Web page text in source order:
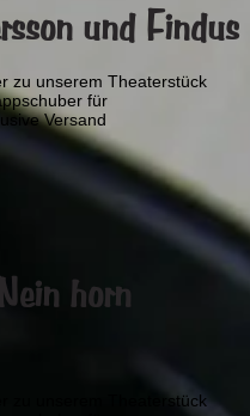
und Findus
zu unserem Theaterstück
für
Versand
horn
zu unserem Theaterstück